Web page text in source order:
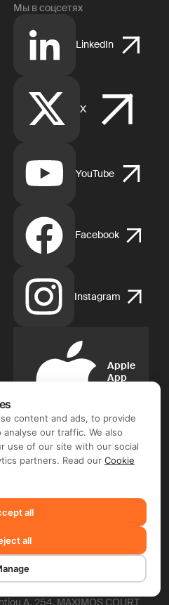
Мы в соцсетях
LinkedIn
X
YouTube
Facebook
Instagram
Apple
App
flow and e-signature
(Arch. Leontiou A, 254,
Flat/Office 51, 3020 Limassol,
product and your region,
a separate contract with FIX
A, 254, MAXIMOS COURT
content and ads, to provide
our traffic. We also
use of our site with our social
partners. Read our Cookie
all
all